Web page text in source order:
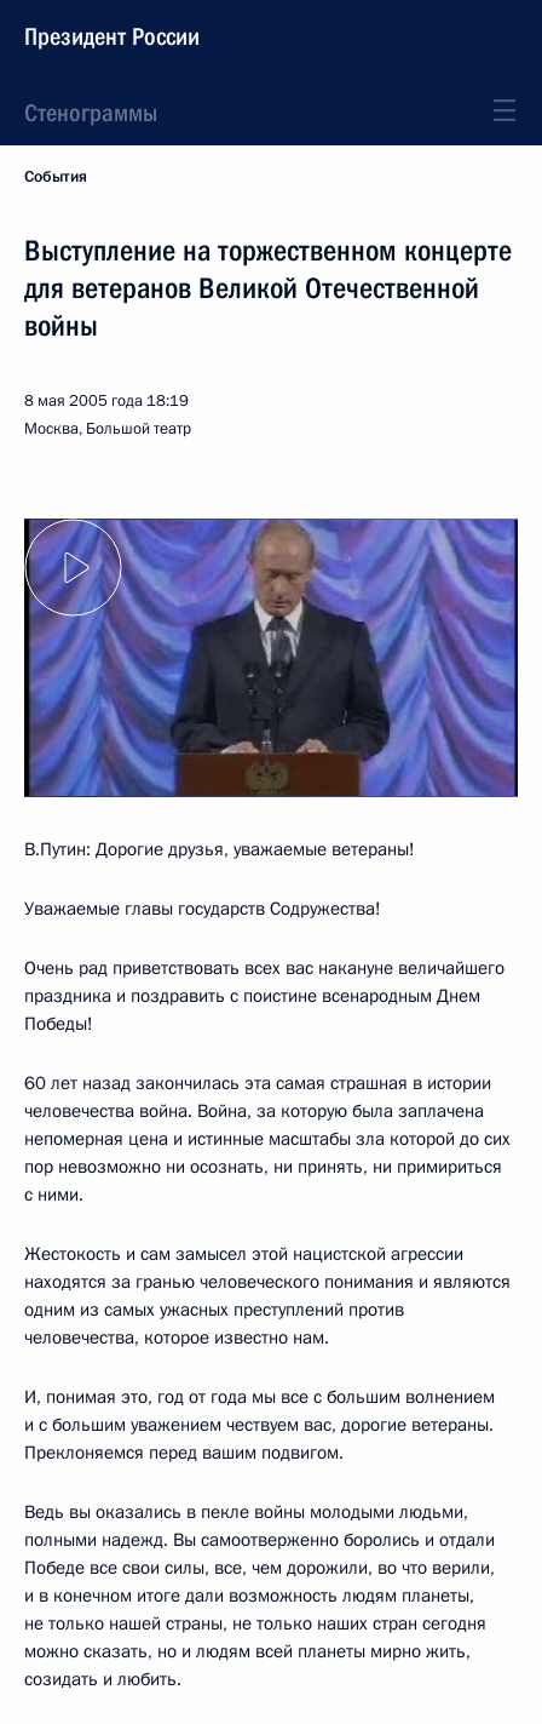
Президент России
Стенограммы
События
Выступление на торжественном концерте
для ветеранов Великой Отечественной
войны
8 мая 2005 года 18:19
Москва, Большой театр
В.Путин: Дорогие друзья, уважаемые ветераны!
Уважаемые главы государств Содружества!
Очень рад приветствовать всех вас накануне величайшего
праздника и поздравить с поистине всенародным Днем
Победы!
60 лет назад закончилась эта самая страшная в истории
человечества война. Война, за которую была заплачена
непомерная цена и истинные масштабы зла которой до сих
пор невозможно ни осознать, ни принять, ни примириться
с ними.
Жестокость и сам замысел этой нацистской агрессии
находятся за гранью человеческого понимания и являются
одним из самых ужасных преступлений против
человечества, которое известно нам.
И, понимая это, год от года мы все с большим волнением
и с большим уважением чествуем вас, дорогие ветераны.
Преклоняемся перед вашим подвигом.
Ведь вы оказались в пекле войны молодыми людьми,
полными надежд. Вы самоотверженно боролись и отдали
Победе все свои силы, все, чем дорожили, во что верили,
и в конечном итоге дали возможность людям планеты,
не только нашей страны, не только наших стран сегодня
можно сказать, но и людям всей планеты мирно жить,
созидать и любить.